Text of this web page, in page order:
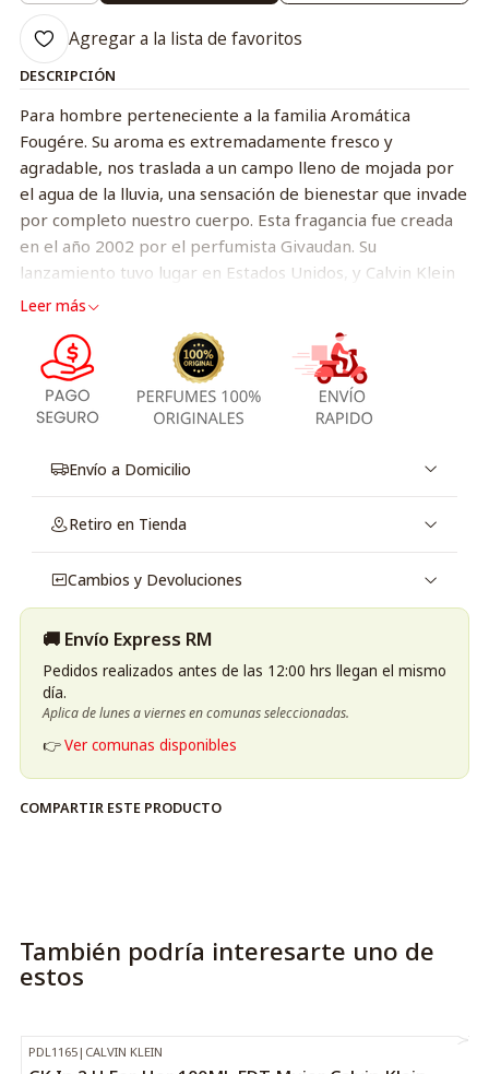
Agregar a la lista de favoritos
DESCRIPCIÓN
Para hombre perteneciente a la familia Aromática
Fougére. Su aroma es extremadamente fresco y
agradable, nos traslada a un campo lleno de mojada por
el agua de la lluvia, una sensación de bienestar que invade
por completo nuestro cuerpo. Esta fragancia fue creada
en el año 2002 por el perfumista Givaudan. Su
lanzamiento tuvo lugar en Estados Unidos, y Calvin Klein
dejó pasar un tiempo hasta su llegada a nuestro mercado.
perfecta armonía y equilibrio, un perfil sensato e
irradiante de frescura. Su pirámide olfativa inicia con
notas picantes como pachulí y pimienta, las cuales le
aportan un tono chispeante a su salida. Seguidamente se
sándalo, albahaca y cardamomo, que nos dirige a un final
cedro rojo japones y pachulí.
Leer más
Envío a Domicilio
Retiro en Tienda
Cambios y Devoluciones
🚚 Envío Express RM
Pedidos realizados antes de las 12:00 hrs llegan el mismo
día.
Aplica de lunes a viernes en comunas seleccionadas.
👉Ver comunas disponibles
COMPARTIR ESTE PRODUCTO
También podría interesarte uno de
estos
-40%OFF
PDL1165 | CALVIN KLEIN